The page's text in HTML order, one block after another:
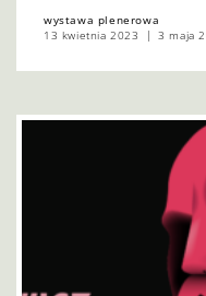
wystawa plenerowa
13 kwietnia 2023
3 maja